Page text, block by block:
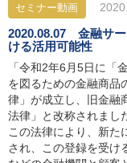
セミナー動画
2020.08.07 金融サー
ける活用可能性
「令和2年6月5日に「
を図るための金融商品
律」が成立し、旧金融
法律」と改称されまし
この法律により、新た
され、この登録を受け